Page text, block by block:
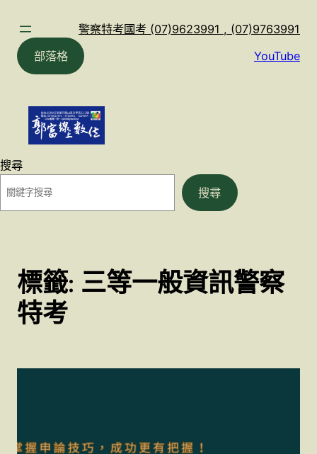
警察特考國考 (07)9623991 , (07)9763991
部落格
YouTube
搜尋
搜尋
標籤: 三等一般資訊警察
特考